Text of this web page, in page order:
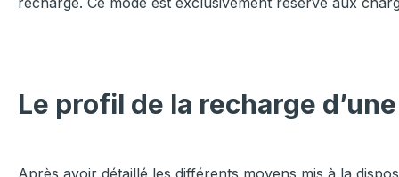
Le profil de la recharge